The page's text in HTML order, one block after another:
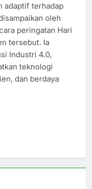
adaptif terhadap
oleh
peringatan Hari
tersebut. Ia
Industri 4.0,
teknologi
dan berdaya